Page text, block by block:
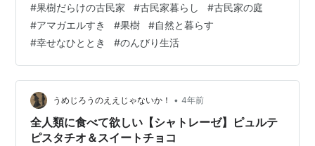
裏にはキンカン、スモークツリー、うめ、スモモ、真ん
中辺りにジューンベリー、など、、 裏の方 栗と、サルナ
シ、もとある、文旦？に柿、植えたばかりのイチジクな
ど、、 元気ミント キラキラディル 植えて2日目だけど、
だいぶ根付いてくれそうな感じ、ダールベルグデージー
これも植えたばかりだけど、、カ…
#果樹だらけの古民家 #古民家暮らし #古民家の庭
#アマガエルすき #果樹 #自然と暮らす
#幸せなひととき #のんびり生活
うめじろうのええじゃないか！ • 4年前
全人類に食べて欲しい【シャトレーゼ】ピュルテ
ピスタチオ＆スイートチョコ